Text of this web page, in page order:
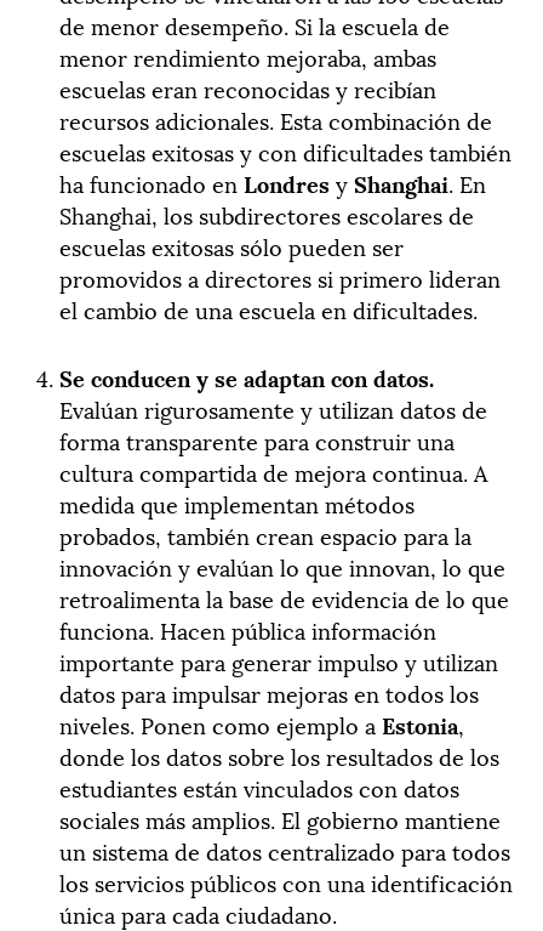
de menor desempeño. Si la escuela de
menor rendimiento mejoraba, ambas
escuelas eran reconocidas y recibían
recursos adicionales. Esta combinación de
escuelas exitosas y con dificultades también
ha funcionado enLondresyShanghai. En
Shanghai, los subdirectores escolares de
escuelas exitosas sólo pueden ser
promovidos a directores si primero lideran
el cambio de una escuela en dificultades.
Se conducen y se adaptan con datos.
Evalúan rigurosamente y utilizan datos de
forma transparente para construir una
cultura compartida de mejora continua. A
medida que implementan métodos
probados, también crean espacio para la
innovación y evalúan lo que innovan, lo que
retroalimenta la base de evidencia de lo que
funciona. Hacen pública información
importante para generar impulso y utilizan
datos para impulsar mejoras en todos los
niveles. Ponen como ejemplo aEstonia,
donde los datos sobre los resultados de los
estudiantes están vinculados con datos
sociales más amplios. El gobierno mantiene
un sistema de datos centralizado para todos
los servicios públicos con una identificación
única para cada ciudadano.